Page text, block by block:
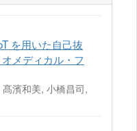
を用いた自己抜
メディカル・フ
濱和美, 小橋昌司,